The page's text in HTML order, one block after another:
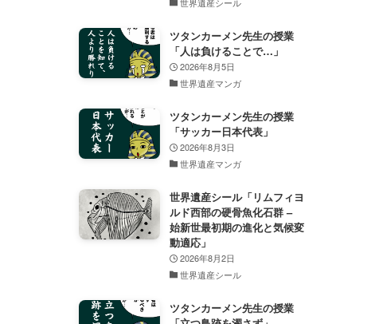
ツタンカーメン先生の授業
「人は負けることで…」
2026年8月5日
世界遺産マンガ
ツタンカーメン先生の授業
「サッカー日本代表」
2026年8月3日
世界遺産マンガ
世界遺産シール「リムフィヨ
ルド西部の硬骨魚化石群 –
始新世最初期の進化と気候変
動適応」
2026年8月2日
世界遺産シール
ツタンカーメン先生の授業